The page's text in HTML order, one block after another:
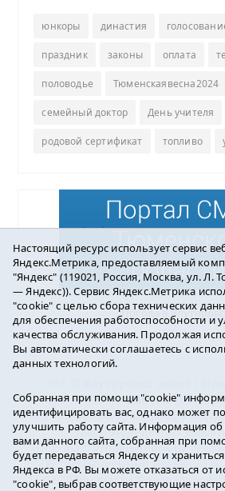
юнкоры династия
праздник законы оплата
половодье Тюменскаявесна2024
семейный доктор День учителя
родовой сертификат топливо
Погода в
района2016-
Учредитель: АНО «ИИЦ «
Главный редактор:
E-mail:yznaet@inbox.ruТел.:
Регистрационный номер ЭЛ №
24.02.2016г. выдан Федеральной
Настоящий ресурс использует сервис
Яндекс.Метрика, предоставляемый
"Яндекс" (119021, Россия, Москва, ул. Л.
— Яндекс)). Сервис Яндекс.Метрика
"cookie" с целью сбора технических
для обеспечения работоспособности и
качества обслуживания. Продолжая
Вы автоматически соглашаетесь с
данных технологий.
Собранная при помощи "cookie"
идентифицировать вас, однако может
улучшить работу сайта. Информация
вами данного сайта, собранная при
будет передаваться Яндексу и
Яндекса в РФ. Вы можете отказаться от
"cookie", выбрав соответствующие